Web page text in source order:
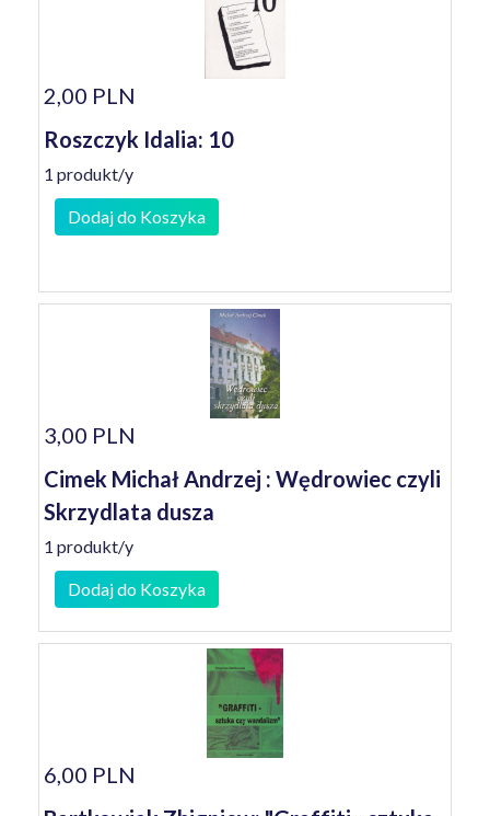
2,00 PLN
Roszczyk Idalia: 10
1 produkt/y
Dodaj do Koszyka
3,00 PLN
Cimek Michał Andrzej : Wędrowiec czyli
Skrzydlata dusza
1 produkt/y
Dodaj do Koszyka
6,00 PLN